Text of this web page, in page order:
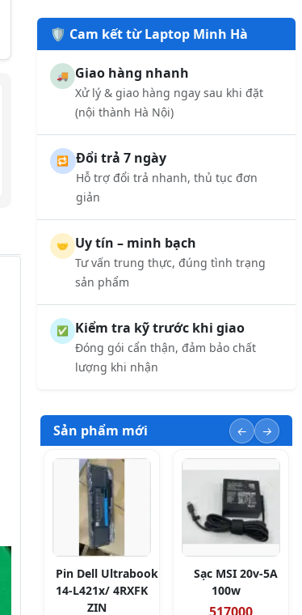
🛡️ Cam kết từ Laptop Minh Hà
🚚 Giao hàng nhanh
Xử lý & giao hàng ngay sau khi đặt
(nội thành Hà Nội)
🔁 Đổi trả 7 ngày
Hỗ trợ đổi trả nhanh, thủ tục đơn
giản
🤝 Uy tín – minh bạch
Tư vấn trung thực, đúng tình trạng
sản phẩm
✅ Kiểm tra kỹ trước khi giao
Đóng gói cẩn thận, đảm bảo chất
lượng khi nhận
Sản phẩm mới
Pin Dell Ultrabook
14-L421x/ 4RXFK
ZIN
Sạc MSI 20v-5A
100w